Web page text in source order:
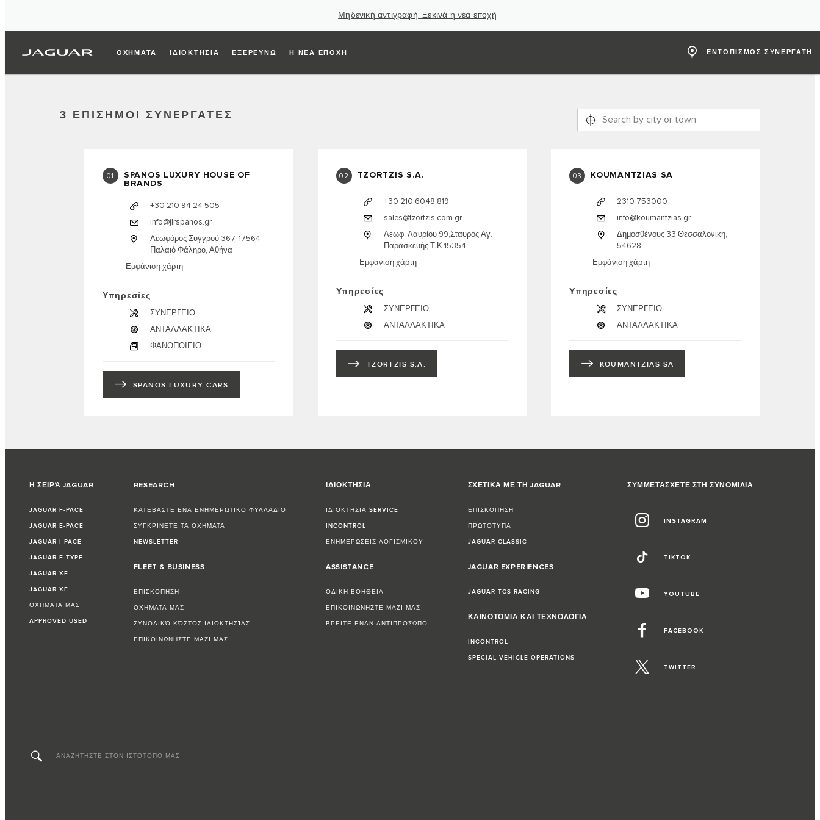
Μηδενική αντιγραφή. Ξεκινά η νέα εποχή
ΟΧΗΜΑΤΑ ΙΔΙΟΚΤΗΣΙΑ ΕΞΕΡΕΥΝΩ Η ΝΕΑ ΕΠΟΧΗ ΕΝΤΟΠΙΣΜΟΣ ΣΥΝΕΡΓΑΤΗ
3 ΕΠΙΣΗΜΟΙ ΣΥΝEΡΓΑΤΕΣ
01
SPANOS LUXURY HOUSE OF
BRANDS
+30 210 94 24 505
info@jlrspanos.gr
Λεωφόρος Συγγρού 367, 17564
Παλαιό Φάληρο, Αθήνα
Εμφάνιση χάρτη
Υπηρεσίες
ΣΥΝΕΡΓΕΙΟ
ΑΝΤΑΛΛΑΚΤΙΚΑ
ΦΑΝΟΠΟΙΕΙΟ
SPANOS LUXURY CARS
02 TZORTZIS S.A.
+30 210 6048 819
sales@tzortzis.com.gr
Λεωφ. Λαυρίου 99,Σταυρός Αγ.
Παρασκευής Τ.Κ 15354
Εμφάνιση χάρτη
Υπηρεσίες
ΣΥΝΕΡΓΕΙΟ
ΑΝΤΑΛΛΑΚΤΙΚΑ
TZORTZIS S.A.
03 KOUMANTZIAS SA
2310 753000
info@koumantzias.gr
Δημοσθένους 33 Θεσσαλονίκη,
54628
Εμφάνιση χάρτη
Υπηρεσίες
ΣΥΝΕΡΓΕΙΟ
ΑΝΤΑΛΛΑΚΤΙΚΑ
KOUMANTZIAS SA
Η ΣΕΙΡΆ JAGUAR
JAGUAR F‑PACE
JAGUAR E‑PACE
JAGUAR I‑PACE
JAGUAR F‑TYPE
JAGUAR XE
JAGUAR XF
ΟΧΗΜΑΤΑ ΜΑΣ
APPROVED USED
RESEARCH
ΚΑΤΕΒΑΣΤΕ ΕΝΑ ΕΝΗΜΕΡΩΤΙΚΟ ΦΥΛΛΑΔΙΟ
ΣΥΓΚΡΙΝΕΤΕ ΤΑ ΟΧΗΜΑΤΑ
NEWSLETTER
FLEET & BUSINESS
ΕΠΙΣΚΟΠΗΣΗ
ΟΧΗΜΑΤΑ ΜΑΣ
ΣΥΝΟΛΙΚΌ ΚΌΣΤΟΣ ΙΔΙΟΚΤΗΣΊΑΣ
ΕΠΙΚΟΙΝΩΝΗΣΤΕ ΜΑΖΙ ΜΑΣ
ΙΔΙΟΚΤΗΣΙΑ
ΙΔΙΟΚΤΗΣΙΑ SERVICE
INCONTROL
ΕΝΗΜΕΡΩΣΕΙΣ ΛΟΓΙΣΜΙΚΟΥ
ASSISTANCE
ΟΔΙΚΗ ΒΟΗΘΕΙΑ
ΕΠΙΚΟΙΝΩΝΗΣΤΕ ΜΑΖΙ ΜΑΣ
ΒΡΕΙΤΕ ΕΝΑΝ ΑΝΤΙΠΡΟΣΩΠΟ
ΣΧΕΤΙΚΑ ΜΕ ΤΗ JAGUAR
ΕΠΙΣΚΟΠΗΣΗ
ΠΡΩΤΟΤΥΠΑ
JAGUAR CLASSIC
JAGUAR EXPERIENCES
JAGUAR TCS RACING
ΚΑΙΝΟΤΟΜΙΑ ΚΑΙ ΤΕΧΝΟΛΟΓΙΑ
INCONTROL
SPECIAL VEHICLE OPERATIONS
ΣΥΜΜΕΤΑΣΧΕΤΕ ΣΤΗ ΣΥΝΟΜΙΛΙΑ
INSTAGRAM
TIKTOK
YOUTUBE
FACEBOOK
TWITTER